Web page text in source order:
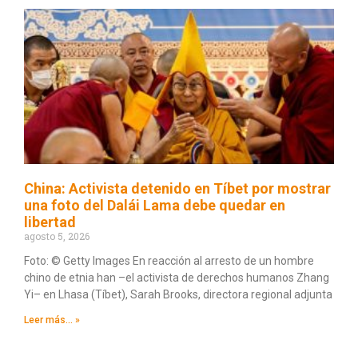
China: Activista detenido en Tíbet por mostrar
una foto del Dalái Lama debe quedar en
libertad
agosto 5, 2026
Foto: © Getty Images En reacción al arresto de un hombre
chino de etnia han –el activista de derechos humanos Zhang
Yi– en Lhasa (Tíbet), Sarah Brooks, directora regional adjunta
Leer más... »